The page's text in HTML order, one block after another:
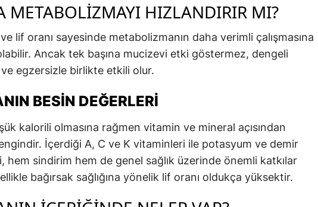
METABOLIZMAYI HIZLANDIRIR MI?
ve lif oranı sayesinde metabolizmanın daha verimli çalışmasına
Ancak tek başına mucizevi etki göstermez, dengeli
egzersizle birlikte etkili olur.
BESIN DEĞERLERI
kalorili olmasına rağmen vitamin ve mineral açısından
İçerdiği A, C ve K vitaminleri ile potasyum ve demir
hem sindirim hem de genel sağlık üzerinde önemli katkılar
bağırsak sağlığına yönelik lif oranı oldukça yüksektir.